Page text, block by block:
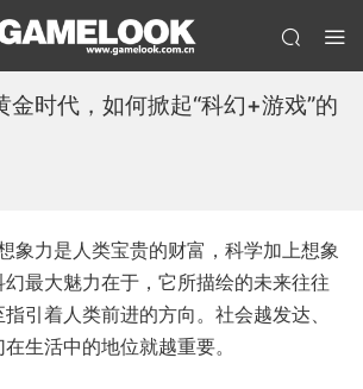
金时代，如何掀起“科幻+游戏”的
象力是人类宝贵的财富，科学加上想象
最大魅力在于，它所描绘的未来往往
引着人类前进的方向。社会越发达、
生活中的地位就越重要。